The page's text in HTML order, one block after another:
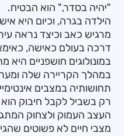
"יהיה בסדר," הוא הבטיח.
הילדה בגרה, וכיום היא
מרגיש כאב וכיצד נראה
דרכה בעולם כאישה,
במונולוגים חושפניים
במהלך הקריירה שלה
תחושותיה במצבים
רק בשביל לקבל חיבוק
העצב העמוק ולצחוק
מצבי חיים לא פשוטים